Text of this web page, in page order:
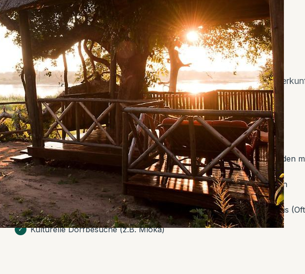
am Rufiji-Fluss, 5km vom Nyerere NP. Sorgfältig gestaltete
✓ Eigene Badezimmer ✓ Private Veranden
✓ Swimmingpool ✓ Loungebereich
✓ Geführte Pirschfahrten im Nyerere NP ✓ Walking Safaris
✓ Kulturelle Dorfbesuche (z.B. Mloka)